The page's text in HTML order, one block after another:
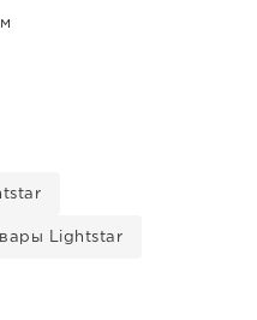
Lightstar